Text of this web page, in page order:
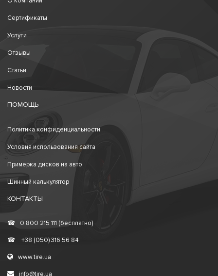
Сертификаты
Услуги
Отзывы
Статьи
Новости
ПОМОЩЬ
Политика конфиденциальности
Условия использования сайта
Примерка дисков на авто
Шинный калькулятор
КОНТАКТЫ
☎ 0 800 215 111 (бесплатно)
☎ +38 (050) 316 56 84
www.tire.ua
info@tire.ua